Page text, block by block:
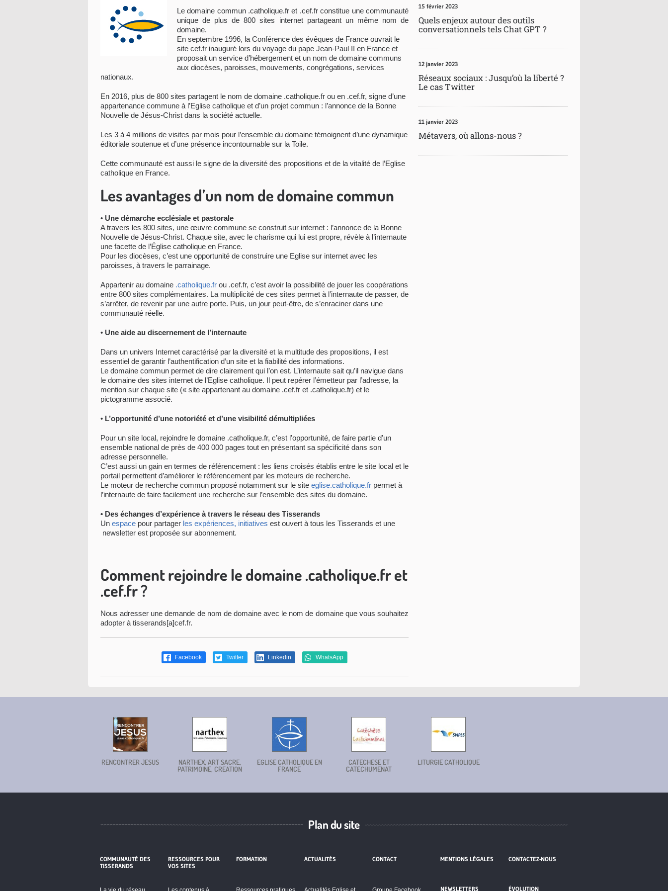
Le domaine commun .catholique.fr et .cef.fr constitue une communauté
unique de plus de 800 sites internet partageant un même nom de
domaine.
En septembre 1996, la Conférence des évêques de France ouvrait le
site cef.fr inauguré lors du voyage du pape Jean-Paul II en France et
proposait un service d’hébergement et un nom de domaine communs
aux diocèses, paroisses, mouvements, congrégations, services
nationaux.
En 2016, plus de 800 sites partagent le nom de domaine .catholique.fr ou en .cef.fr, signe d’une
appartenance commune à l’Eglise catholique et d’un projet commun : l’annonce de la Bonne
Nouvelle de Jésus-Christ dans la société actuelle.
Les 3 à 4 millions de visites par mois pour l’ensemble du domaine témoignent d’une dynamique
éditoriale soutenue et d’une présence incontournable sur la Toile.
Cette communauté est aussi le signe de la diversité des propositions et de la vitalité de l’Eglise
catholique en France.
Les avantages d’un nom de domaine commun
• Une démarche ecclésiale et pastorale
A travers les 800 sites, une œuvre commune se construit sur internet : l’annonce de la Bonne
Nouvelle de Jésus-Christ. Chaque site, avec le charisme qui lui est propre, révèle à l’internaute
une facette de l’Église catholique en France.
Pour les diocèses, c’est une opportunité de construire une Eglise sur internet avec les
paroisses, à travers le parrainage.
Appartenir au domaine .catholique.fr ou .cef.fr, c’est avoir la possibilité de jouer les coopérations
entre 800 sites complémentaires. La multiplicité de ces sites permet à l’internaute de passer, de
s’arrêter, de revenir par une autre porte. Puis, un jour peut-être, de s’enraciner dans une
communauté réelle.
• Une aide au discernement de l’internaute
Dans un univers Internet caractérisé par la diversité et la multitude des propositions, il est
essentiel de garantir l’authentification d’un site et la fiabilité des informations.
Le domaine commun permet de dire clairement qui l’on est. L’internaute sait qu’il navigue dans
le domaine des sites internet de l’Eglise catholique. Il peut repérer l’émetteur par l’adresse, la
mention sur chaque site (« site appartenant au domaine .cef.fr et .catholique.fr) et le
pictogramme associé.
• L’opportunité d’une notoriété et d’une visibilité démultipliées
Pour un site local, rejoindre le domaine .catholique.fr, c’est l’opportunité, de faire partie d’un
ensemble national de près de 400 000 pages tout en présentant sa spécificité dans son
adresse personnelle.
C’est aussi un gain en termes de référencement : les liens croisés établis entre le site local et le
portail permettent d’améliorer le référencement par les moteurs de recherche.
Le moteur de recherche commun proposé notamment sur le site eglise.catholique.fr permet à
l’internaute de faire facilement une recherche sur l’ensemble des sites du domaine.
• Des échanges d’expérience à travers le réseau des Tisserands
Un espace pour partager les expériences, initiatives est ouvert à tous les Tisserands et une
newsletter est proposée sur abonnement.
Comment rejoindre le domaine .catholique.fr et
.cef.fr ?
Nous adresser une demande de nom de domaine avec le nom de domaine que vous souhaitez
adopter à tisserands[a]cef.fr.
Facebook Twitter Linkedin WhatsApp
15 février 2023
Quels enjeux autour des outils
conversationnels tels Chat GPT ?
12 janvier 2023
Réseaux sociaux : Jusqu’où la liberté ?
Le cas Twitter
11 janvier 2023
Métavers, où allons-nous ?
RENCONTRER JESUS
NARTHEX, ART SACRE,
PATRIMOINE, CREATION
EGLISE CATHOLIQUE EN
FRANCE
CATECHESE ET
CATECHUMENAT
LITURGIE CATHOLIQUE
Plan du site
COMMUNAUTÉ DES
TISSERANDS
RESSOURCES POUR
VOS SITES
FORMATION ACTUALITÉS CONTACT MENTIONS LÉGALES CONTACTEZ-NOUS
NEWSLETTERS ÉVOLUTION